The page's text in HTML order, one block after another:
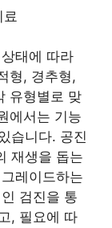
태에 따라
형, 경추형,
유형별로 맞
에서는 기능
습니다. 공진
재생을 돕는
레이드하는
검진을 통
, 필요에 따